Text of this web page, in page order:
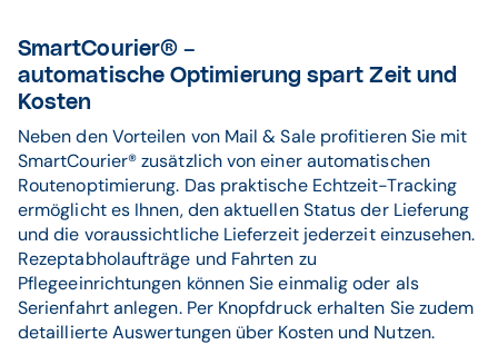
SmartCourier® –
automatische Optimierung spart Zeit und
Kosten
Neben den Vorteilen von Mail & Sale profitieren Sie mit
SmartCourier® zusätzlich von einer automatischen
Routenoptimierung. Das praktische Echtzeit-Tracking
ermöglicht es Ihnen, den aktuellen Status der Lieferung
und die voraussichtliche Lieferzeit jederzeit einzusehen.
Rezeptabholaufträge und Fahrten zu
Pflegeeinrichtungen können Sie einmalig oder als
Serienfahrt anlegen. Per Knopfdruck erhalten Sie zudem
detaillierte Auswertungen über Kosten und Nutzen.